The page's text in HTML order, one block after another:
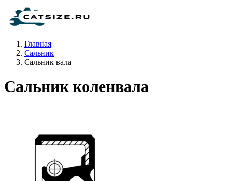
Главная
Сальник
Сальник вала
Сальник коленвала